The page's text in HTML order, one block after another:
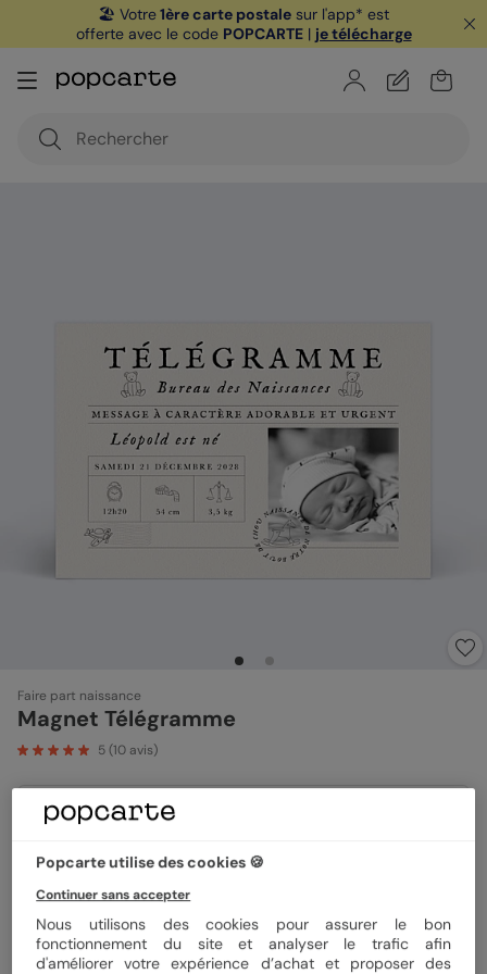
🏖️ Votre1ère carte postale sur l'app* est
offerte avec le code POPCARTE| je télécharge
Faire part naissance
Magnet Télégramme
5(10 avis)
Format
Quantité
Popcarte utilise des cookies 🍪
Continuer sans accepter
Nous utilisons des cookies pour assurer le bon
fonctionnement du site et analyser le trafic afin
d'améliorer votre expérience d’achat et proposer des